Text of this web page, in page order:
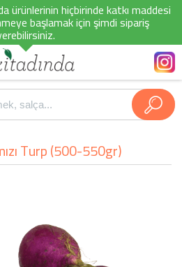
ürünlerinin hiçbirinde katkı maddesi
başlamak için şimdi sipariş
Turp (500-550gr)